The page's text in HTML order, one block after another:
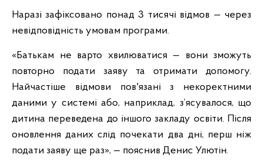
Наразі зафіксовано понад 3 тисячі відмов — через
невідповідність умовам програми.
«Батькам не варто хвилюватися — вони зможуть
повторно подати заяву та отримати допомогу.
Найчастіше відмови пов'язані з некоректними
даними у системі або, наприклад, з’ясувалося, що
дитина переведена до іншого закладу освіти. Після
оновлення даних слід почекати два дні, перш ніж
подати заяву ще раз», — пояснив Денис Улютін.